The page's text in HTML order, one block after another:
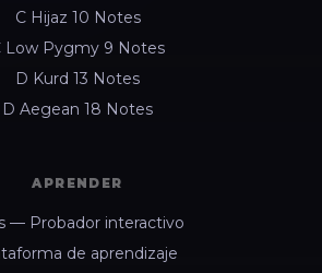
C Hijaz 10 Notes
Low Pygmy 9 Notes
D Kurd 13 Notes
D Aegean 18 Notes
APRENDER
— Probador interactivo
de aprendizaje